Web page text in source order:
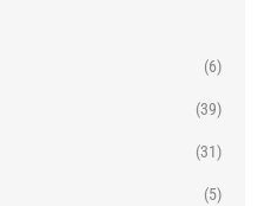
(6)
(39)
(31)
(5)